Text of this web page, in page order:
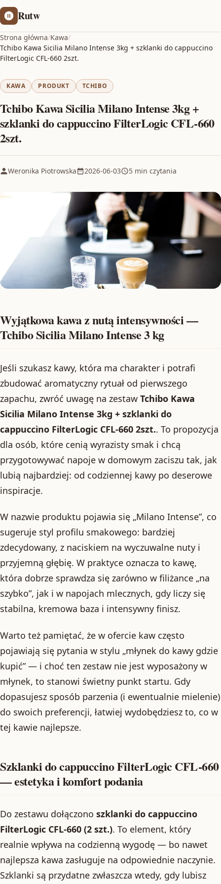
Rutw
Strona główna/Kawa/
Tchibo Kawa Sicilia Milano Intense 3kg + szklanki do cappuccino
FilterLogic CFL-660 2szt.
KAWA PRODUKT TCHIBO
Tchibo Kawa Sicilia Milano Intense 3kg +
szklanki do cappuccino FilterLogic CFL-660
2szt.
Weronika Piotrowska 2026-06-03 5 min czytania
Wyjątkowa kawa z nutą intensywności —
Tchibo Sicilia Milano Intense 3 kg
Jeśli szukasz kawy, która ma charakter i potrafi
zbudować aromatyczny rytuał od pierwszego
zapachu, zwróć uwagę na zestaw Tchibo Kawa
Sicilia Milano Intense 3kg + szklanki do
cappuccino FilterLogic CFL-660 2szt.. To propozycja
dla osób, które cenią wyrazisty smak i chcą
przygotowywać napoje w domowym zaciszu tak, jak
lubią najbardziej: od codziennej kawy po deserowe
inspiracje.
W nazwie produktu pojawia się „Milano Intense”, co
sugeruje styl profilu smakowego: bardziej
zdecydowany, z naciskiem na wyczuwalne nuty i
przyjemną głębię. W praktyce oznacza to kawę,
która dobrze sprawdza się zarówno w filiżance „na
szybko”, jak i w napojach mlecznych, gdy liczy się
stabilna, kremowa baza i intensywny finisz.
Warto też pamiętać, że w ofercie kaw często
pojawiają się pytania w stylu „młynek do kawy gdzie
kupić” — i choć ten zestaw nie jest wyposażony w
młynek, to stanowi świetny punkt startu. Gdy
dopasujesz sposób parzenia (i ewentualnie mielenie)
do swoich preferencji, łatwiej wydobędziesz to, co w
tej kawie najlepsze.
Szklanki do cappuccino FilterLogic CFL-660
— estetyka i komfort podania
Do zestawu dołączono szklanki do cappuccino
FilterLogic CFL-660 (2 szt.). To element, który
realnie wpływa na codzienną wygodę — bo nawet
najlepsza kawa zasługuje na odpowiednie naczynie.
Szklanki są przydatne zwłaszcza wtedy, gdy lubisz